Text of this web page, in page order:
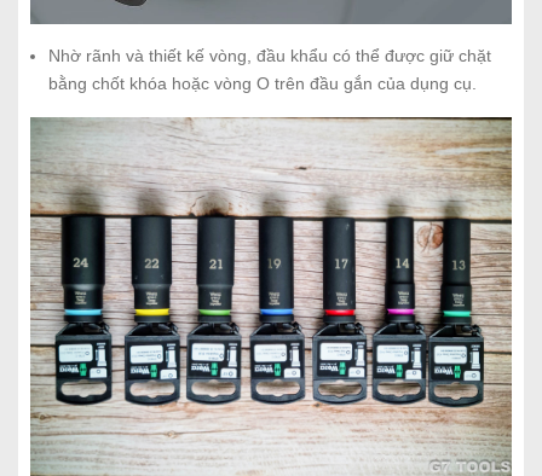
Nhờ rãnh và thiết kế vòng, đầu khẩu có thể được giữ chặt
bằng chốt khóa hoặc vòng O trên đầu gắn của dụng cụ.